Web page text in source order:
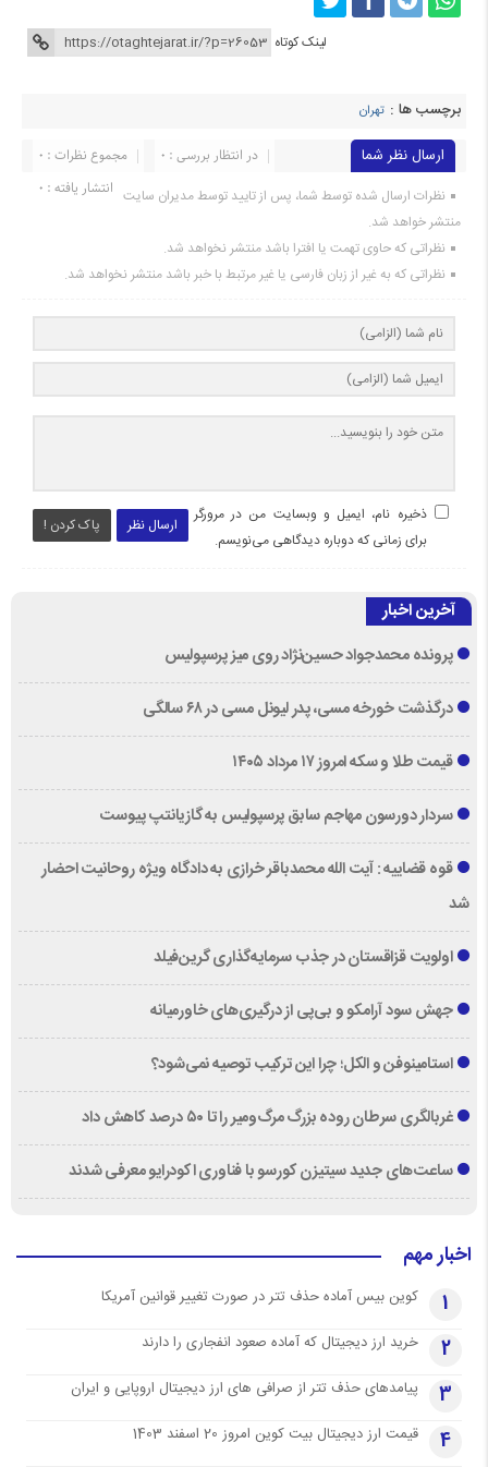
لینک کوتاه
برچسب ها : تهران
ارسال نظر شما مجموع نظرات : 0
در انتظار بررسی : 0
انتشار یافته : 0 نظرات ارسال شده توسط شما، پس از تایید توسط مدیران سایت
منتشر خواهد شد.
نظراتی که حاوی تهمت یا افترا باشد منتشر نخواهد شد.
نظراتی که به غیر از زبان فارسی یا غیر مرتبط با خبر باشد منتشر نخواهد شد.
ارسال نظر پاک کردن !
ذخیره نام، ایمیل و وبسایت من در مرورگر
برای زمانی که دوباره دیدگاهی می‌نویسم.
آخرین اخبار
پرونده محمدجواد حسین‌نژاد روی میز پرسپولیس
درگذشت خورخه مسی، پدر لیونل مسی در ۶۸ سالگی
قیمت طلا و سکه امروز ۱۷ مرداد ۱۴۰۵
سردار دورسون مهاجم سابق پرسپولیس به گازیانتپ پیوست
قوه قضاییه : آیت الله محمدباقر خرازی به دادگاه ویژه روحانیت احضار
شد
اولویت قزاقستان در جذب سرمایه‌گذاری گرین‌فیلد
جهش سود آرامکو و بی‌پی از درگیری‌های خاورمیانه
استامینوفن و الکل؛ چرا این ترکیب توصیه نمی‌شود؟
غربالگری سرطان روده بزرگ مرگ‌ومیر را تا ۵۰ درصد کاهش داد
ساعت‌های جدید سیتیزن کورسو با فناوری اکودرایو معرفی شدند
اخبار مهم
1 کوین بیس آماده حذف تتر در صورت تغییر قوانین آمریکا
2 خرید ارز دیجیتال که آماده صعود انفجاری را دارند
3 پیامدهای حذف تتر از صرافی های ارز دیجیتال اروپایی و ایران
4 قیمت ارز دیجیتال بیت کوین امروز 20 اسفند 1403